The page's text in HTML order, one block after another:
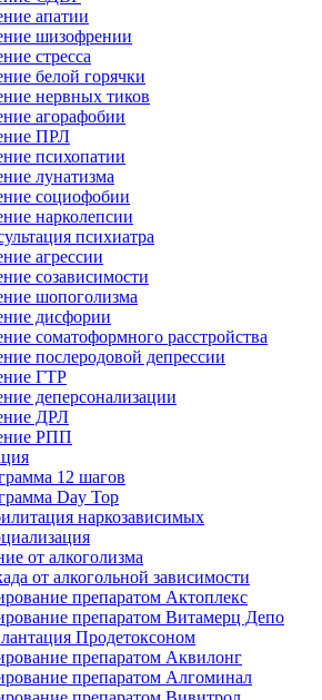
апатии
шизофрении
стресса
белой горячки
нервных тиков
агорафобии
ПРЛ
психопатии
лунатизма
социофобии
нарколепсии
психиатра
агрессии
созависимости
шопоголизма
дисфории
соматоформного расстройства
послеродовой депрессии
ГТР
деперсонализации
ДРЛ
РПП
12 шагов
Day Top
наркозависимых
от алкоголизма
от алкогольной зависимости
препаратом Актоплекс
препаратом Витамерц Депо
Продетоксоном
препаратом Аквилонг
препаратом Алгоминал